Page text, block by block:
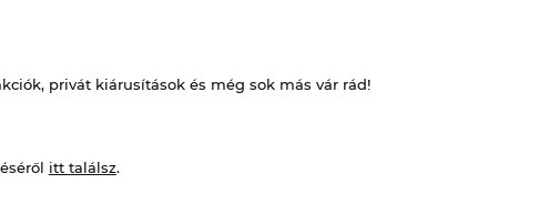
privát kiárusítások és még sok más vár rád!
itt találsz.